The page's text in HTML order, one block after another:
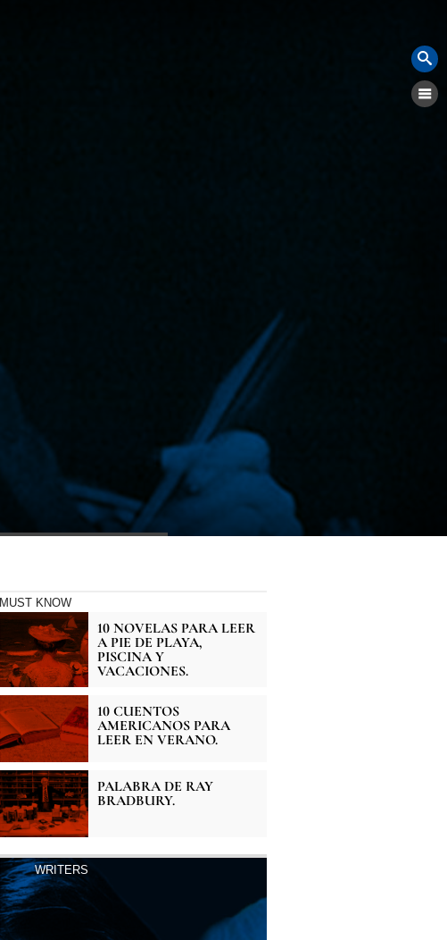
MUST KNOW
10 NOVELAS PARA LEER
A PIE DE PLAYA,
PISCINA Y
VACACIONES.
10 CUENTOS
AMERICANOS PARA
LEER EN VERANO.
PALABRA DE RAY
BRADBURY.
WRITERS